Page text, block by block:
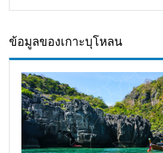
ข้อมูลของเกาะบุโหลน